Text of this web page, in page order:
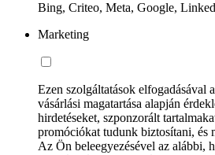
Bing, Criteo, Meta, Google,
Marketing
Ezen szolgáltatások elfogadásával
vásárlási magatartása alapján
hirdetéseket, szponzorált
promóciókat tudunk biztosítani, és
Az Ön beleegyezésével az alábbi,